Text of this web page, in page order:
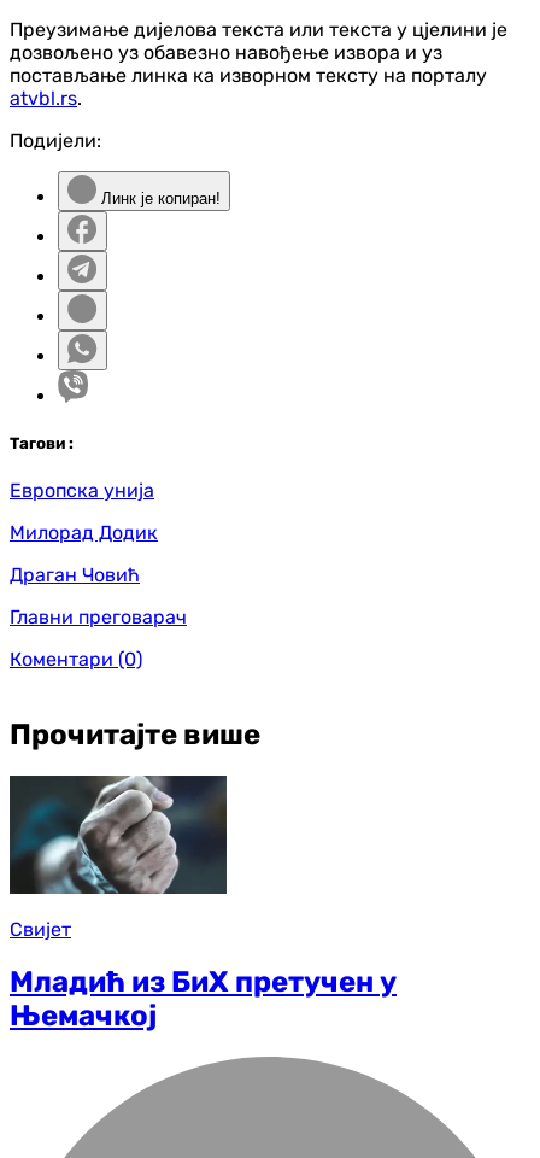
Преузимање дијелова текста или текста у цјелини је
дозвољено уз обавезно навођење извора и уз
постављање линка ка изворном тексту на порталу
atvbl.rs.
Подијели:
Линк је копиран!
Тагови :
Европска унија
Милорад Додик
Драган Човић
Главни преговарач
Коментари (0)
Прочитајте више
Свијет
Младић из БиХ претучен у
Њемачкој